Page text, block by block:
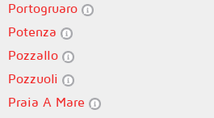
Portogruaro
Potenza
Pozzallo
Pozzuoli
Praia A Mare